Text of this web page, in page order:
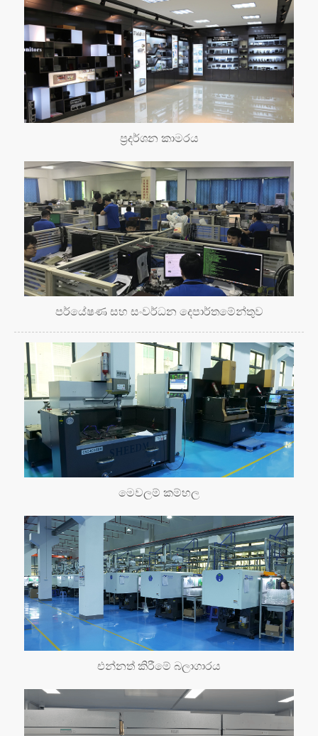
ප්‍රදර්ශන කාමරය
පර්යේෂණ සහ සංවර්ධන දෙපාර්තමේන්තුව
මෙවලම් කම්හල
එන්නත් කිරීමේ බලාගාරය